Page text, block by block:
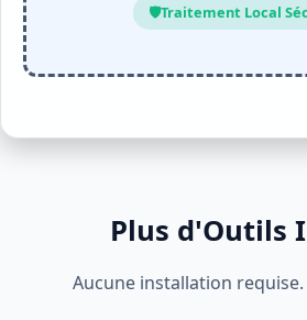
🛡️Traitement Local
Plus d'Outils
Aucune installation requise.